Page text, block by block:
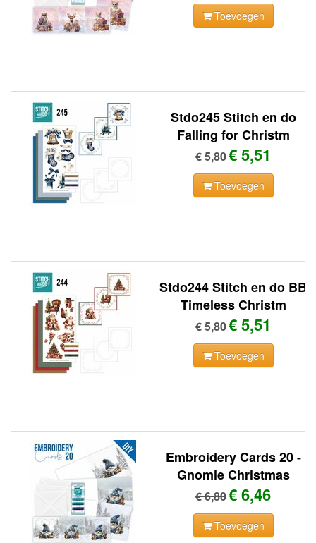
Toevoegen
Stdo245 Stitch en do
Falling for Christm
€ 5,80€ 5,51
Toevoegen
Stdo244 Stitch en do BB
Timeless Christm
€ 5,80€ 5,51
Toevoegen
Embroidery Cards 20 -
Gnomie Christmas
€ 6,80€ 6,46
Toevoegen